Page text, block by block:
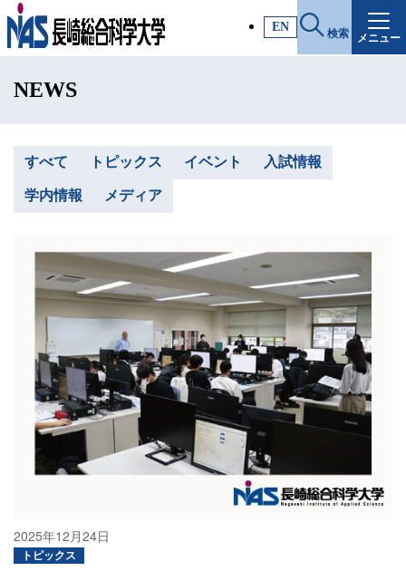
EN 検索 メニュー
施設・アクセス
各種証明書
一般・社会人の方
企業の方
卒業生の方
学生・教職員の方
NEWS
すべて トピックス イベント 入試情報
学内情報 メディア
2025年12月24日
トピックス